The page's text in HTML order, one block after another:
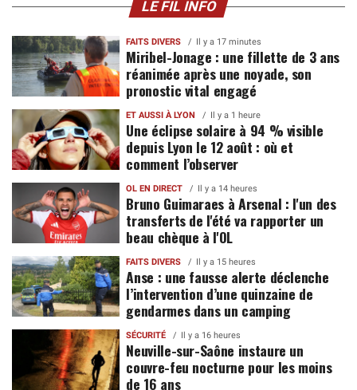
LE FIL INFO
FAITS DIVERS Il y a 17 minutes
Miribel-Jonage : une fillette de 3 ans
réanimée après une noyade, son
pronostic vital engagé
ET AUSSI À LYON Il y a 1 heure
Une éclipse solaire à 94 % visible
depuis Lyon le 12 août : où et
comment l’observer
OL EN DIRECT Il y a 14 heures
Bruno Guimaraes à Arsenal : l'un des
transferts de l'été va rapporter un
beau chèque à l'OL
FAITS DIVERS Il y a 15 heures
Anse : une fausse alerte déclenche
l’intervention d’une quinzaine de
gendarmes dans un camping
SÉCURITÉ Il y a 16 heures
Neuville-sur-Saône instaure un
couvre-feu nocturne pour les moins
de 16 ans